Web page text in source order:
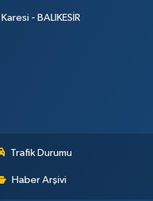
- BALIKESİR
Trafik Durumu
Haber Arşivi